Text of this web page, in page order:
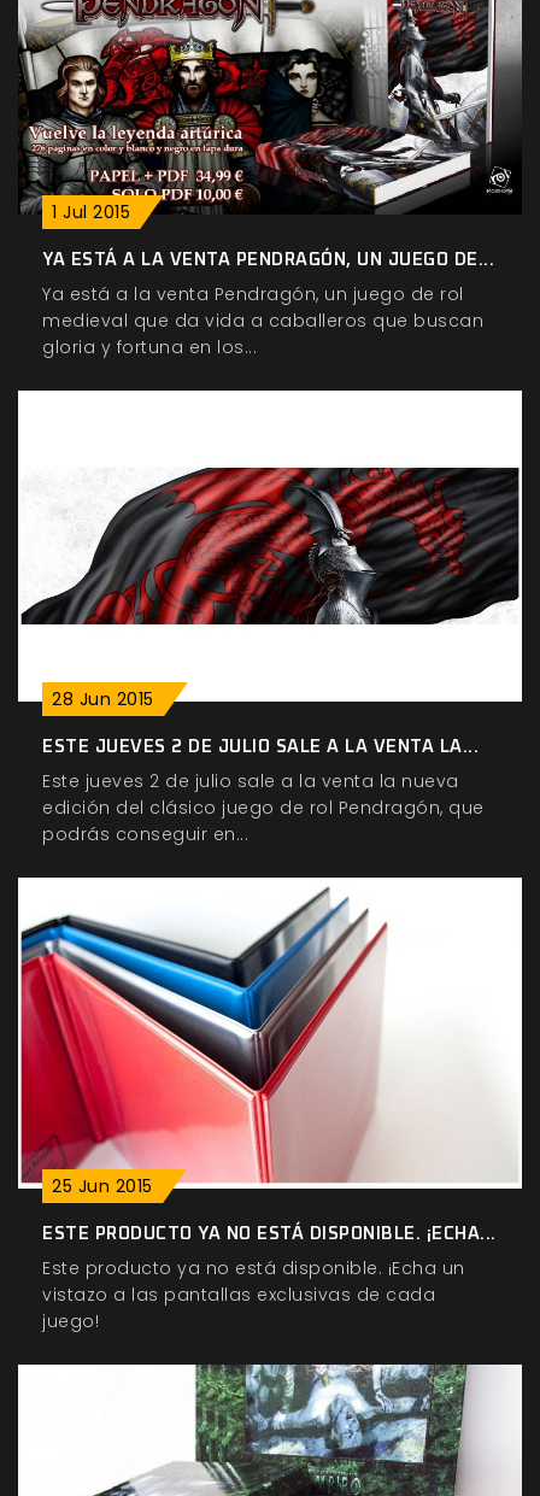
1 Jul 2015
YA ESTÁ A LA VENTA PENDRAGÓN, UN JUEGO DE...
Ya está a la venta Pendragón, un juego de rol
medieval que da vida a caballeros que buscan
gloria y fortuna en los...
28 Jun 2015
ESTE JUEVES 2 DE JULIO SALE A LA VENTA LA...
Este jueves 2 de julio sale a la venta la nueva
edición del clásico juego de rol Pendragón, que
podrás conseguir en...
25 Jun 2015
ESTE PRODUCTO YA NO ESTÁ DISPONIBLE. ¡ECHA...
Este producto ya no está disponible. ¡Echa un
vistazo a las pantallas exclusivas de cada
juego!